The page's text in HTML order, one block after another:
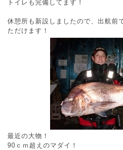
トイレも完備してます！
休憩所も新設しましたので、出航前
ただけます！
最近の大物！
90ｃｍ超えのマダイ！